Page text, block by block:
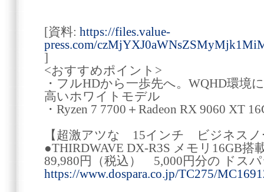
[資料: https://files.value-
press.com/
]
<おすすめポイント>
・フルHDから一歩先へ。WQHD環境
高いホワイトモデル
・Ryzen 7 7700＋Radeon RX 9060 XT
【超激アツな 15インチ ビジネスノ
●THIRDWAVE DX-R3S メモリ16GB搭
89,980円（税込） 5,000円分の ドス
https://www.dospara.co.jp/TC275/